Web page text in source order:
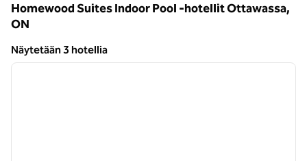
Homewood Suites Indoor Pool -hotellit Ottawassa,
ON
Näytetään 3 hotellia
Näytetään 3 hotellia
1/12